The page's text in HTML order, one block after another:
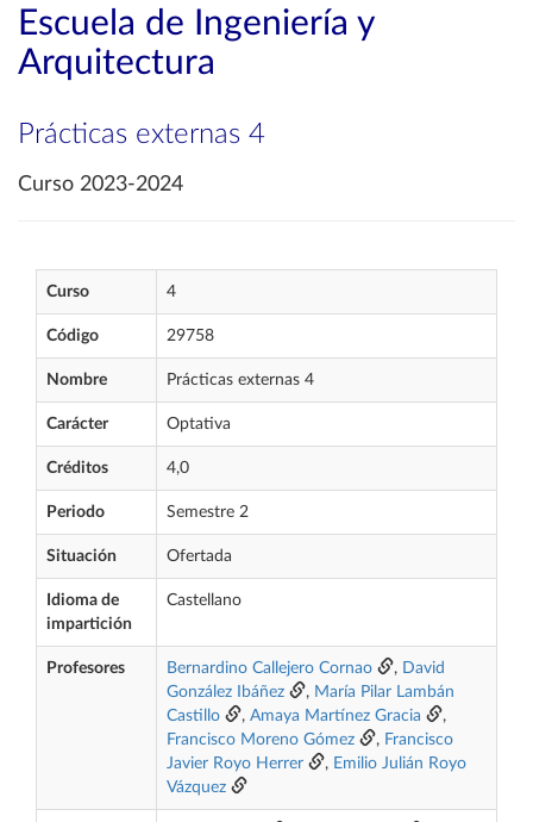
Escuela de Ingeniería y
Arquitectura
Prácticas externas 4
Curso 2023-2024
Curso 4
Código 29758
Nombre Prácticas externas 4
Carácter Optativa
Créditos 4,0
Periodo Semestre 2
Situación Ofertada
Idioma de
impartición
Castellano
Profesores Bernardino Callejero Cornao , David
González Ibáñez
, María Pilar Lambán
Castillo
, Amaya Martínez Gracia
,
Francisco Moreno Gómez
, Francisco
Javier Royo Herrer
, Emilio Julián Royo
Vázquez